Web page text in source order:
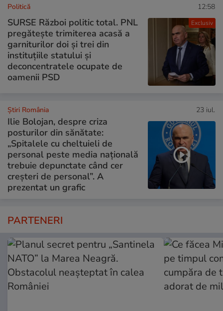
Exclusiv
Politică 12:58
SURSE Război politic total. PNL
pregătește trimiterea acasă a
garniturilor doi și trei din
instituțiile statului și
deconcentratele ocupate de
oamenii PSD
Știri România 23 iul.
Ilie Bolojan, despre criza
posturilor din sănătate:
„Spitalele cu cheltuieli de
personal peste media națională
trebuie depunctate când cer
creșteri de personal”. A
prezentat un grafic
PARTENERI